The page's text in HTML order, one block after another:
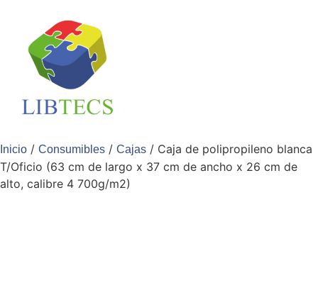
Inicio / Consumibles / Cajas / Caja de polipropileno blanca
T/Oficio (63 cm de largo x 37 cm de ancho x 26 cm de
alto, calibre 4 700g/m2)